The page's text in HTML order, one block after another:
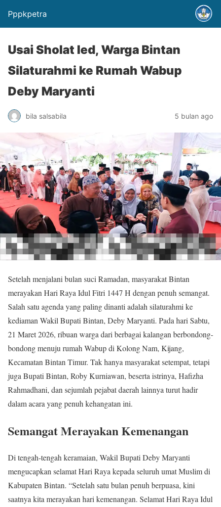
Pppkpetra
Usai Sholat Ied, Warga Bintan
Silaturahmi ke Rumah Wabup
Deby Maryanti
bila salsabila 5 bulan ago
Setelah menjalani bulan suci Ramadan, masyarakat Bintan
merayakan Hari Raya Idul Fitri 1447 H dengan penuh semangat.
Salah satu agenda yang paling dinanti adalah silaturahmi ke
kediaman Wakil Bupati Bintan, Deby Maryanti. Pada hari Sabtu,
21 Maret 2026, ribuan warga dari berbagai kalangan berbondong-
bondong menuju rumah Wabup di Kolong Nam, Kijang,
Kecamatan Bintan Timur. Tak hanya masyarakat setempat, tetapi
juga Bupati Bintan, Roby Kurniawan, beserta istrinya, Hafizha
Rahmadhani, dan sejumlah pejabat daerah lainnya turut hadir
dalam acara yang penuh kehangatan ini.
Semangat Merayakan Kemenangan
Di tengah-tengah keramaian, Wakil Bupati Deby Maryanti
mengucapkan selamat Hari Raya kepada seluruh umat Muslim di
Kabupaten Bintan. “Setelah satu bulan penuh berpuasa, kini
saatnya kita merayakan hari kemenangan. Selamat Hari Raya Idul